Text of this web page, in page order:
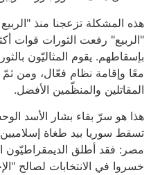
هذه المشكلة تزعجنا منذ
"الربيع" رفعت الثورات قوات
بإسقاطهم. يقوم المثاليّون
معًا وإقامة نظام فعّال، ومن
المقاتلين والمنظّمين الأفضل.
هذا هو سرّ بقاء بشار الأسد
تسقط سوريا بيد طغاة
مصر: فقد أطلق الديمقراطيّون
خسروا في الانتخابات لصالح